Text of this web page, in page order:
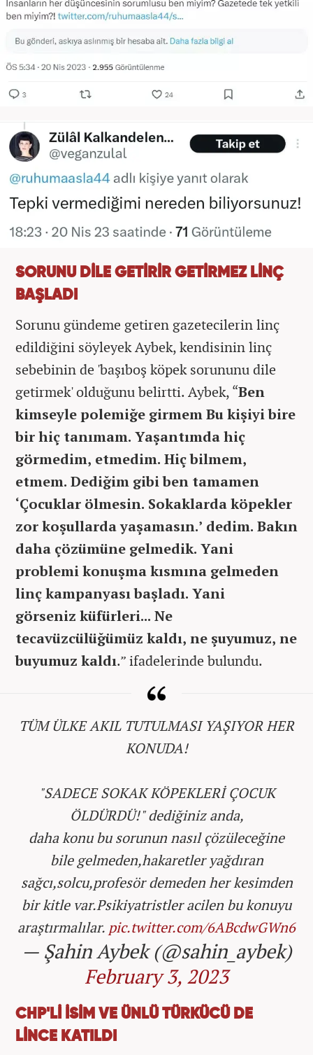
SORUNU DİLE GETİRİR GETİRMEZ LİNÇ
BAŞLADI
Sorunu gündeme getiren gazetecilerin linç
edildiğini söyleyek Aybek, kendisinin linç
sebebinin de 'başıboş köpek sorununu dile
getirmek' olduğunu belirtti. Aybek, “Ben
kimseyle polemiğe girmem Bu kişiyi bire
bir hiç tanımam. Yaşantımda hiç
görmedim, etmedim. Hiç bilmem,
etmem. Dediğim gibi ben tamamen
‘Çocuklar ölmesin. Sokaklarda köpekler
zor koşullarda yaşamasın.’ dedim. Bakın
daha çözümüne gelmedik. Yani
problemi konuşma kısmına gelmeden
linç kampanyası başladı. Yani
görseniz küfürleri... Ne
tecavüzcülüğümüz kaldı, ne şuyumuz, ne
buyumuz kaldı.” ifadelerinde bulundu.
TÜM ÜLKE AKIL TUTULMASI YAŞIYOR HER
KONUDA!
"SADECE SOKAK KÖPEKLERİ ÇOCUK
ÖLDÜRDÜ!" dediğiniz anda,
daha konu bu sorunun nasıl çözüleceğine
bile gelmeden,hakaretler yağdıran
sağcı,solcu,profesör demeden her kesimden
bir kitle var.Psikiyatristler acilen bu konuyu
araştırmalılar. pic.twitter.com/6ABcdwGWn6
— Şahin Aybek (@sahin_aybek)
February 3, 2023
CHP'Lİ İSİM VE ÜNLÜ TÜRKÜCÜ DE
LİNCE KATILDI